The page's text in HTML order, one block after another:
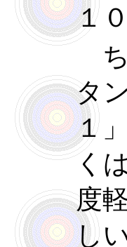
１
ち
タ
１
く
度
し